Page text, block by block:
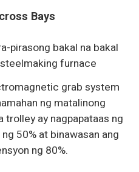
Bays
pirasong bakal na bakal
furnace
grab system
ng matalinong
trolley ay nagpapataas ng
50% at binawasan ang
ng 80%.